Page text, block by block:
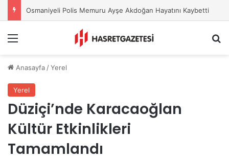
Osmaniyeli Polis Memuru Ayşe Akdoğan Hayatını Kaybetti
Anasayfa /Yerel
Yerel
Düziçi’nde Karacaoğlan
Kültür Etkinlikleri
Tamamlandı